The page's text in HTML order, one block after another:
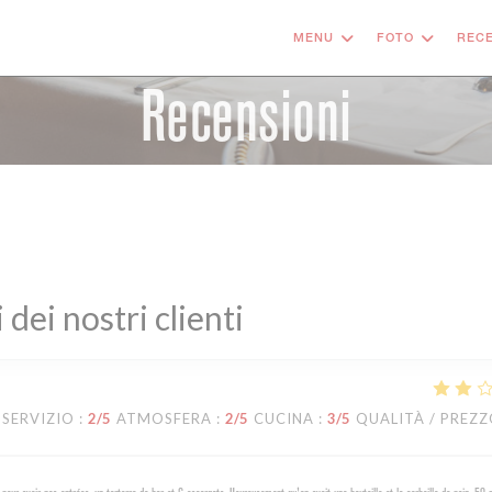
MENU FOTO
Recensioni
dei nostri clienti
SERVIZIO : 2/5 ATMOSFERA : 2/5 CUCINA : 3/5 QUALITÀ /